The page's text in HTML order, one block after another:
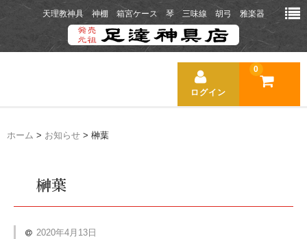
天理教神具 神棚 箱宮ケース 琴 三味線 胡弓 雅楽器
ログイン
0
ホーム > お知らせ > 榊葉
榊葉
2020年4月13日